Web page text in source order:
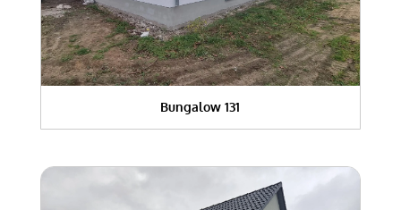
Bungalow 131